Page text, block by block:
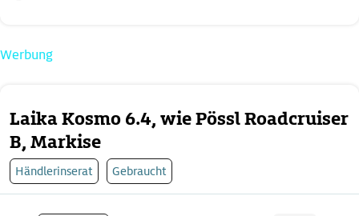
Laika Kosmo 6.4, wie Pössl Roadcruiser
B, Markise
Händlerinserat Gebraucht
Werbung